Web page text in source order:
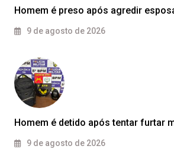
Homem é preso após agredir
9 de agosto de 2026
Homem é detido após tentar furtar
9 de agosto de 2026